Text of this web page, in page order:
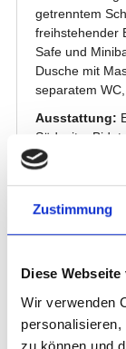
Zustimmung
Diese
Wir verwenden
zu können und